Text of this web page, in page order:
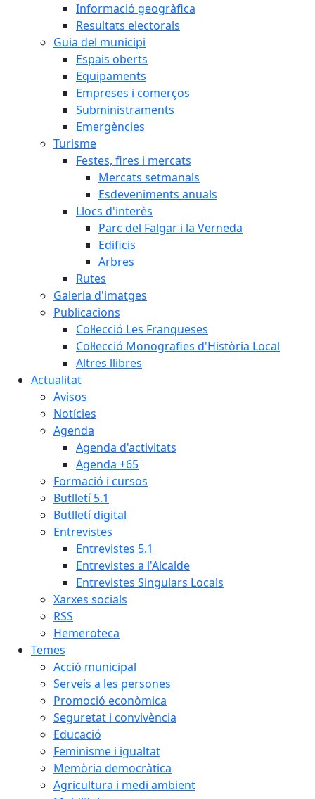
Informació geogràfica
Resultats electorals
Guia del municipi
Espais oberts
Equipaments
Empreses i comerços
Subministraments
Emergències
Turisme
Festes, fires i mercats
Mercats setmanals
Esdeveniments anuals
Llocs d'interès
Parc del Falgar i la Verneda
Edificis
Arbres
Rutes
Galeria d'imatges
Publicacions
Col·lecció Les Franqueses
Col·lecció Monografies d'Història Local
Altres llibres
Actualitat
Avisos
Notícies
Agenda
Agenda d'activitats
Agenda +65
Formació i cursos
Butlletí 5.1
Butlletí digital
Entrevistes
Entrevistes 5.1
Entrevistes a l'Alcalde
Entrevistes Singulars Locals
Xarxes socials
RSS
Hemeroteca
Temes
Acció municipal
Serveis a les persones
Promoció econòmica
Seguretat i convivència
Educació
Feminisme i igualtat
Memòria democràtica
Agricultura i medi ambient